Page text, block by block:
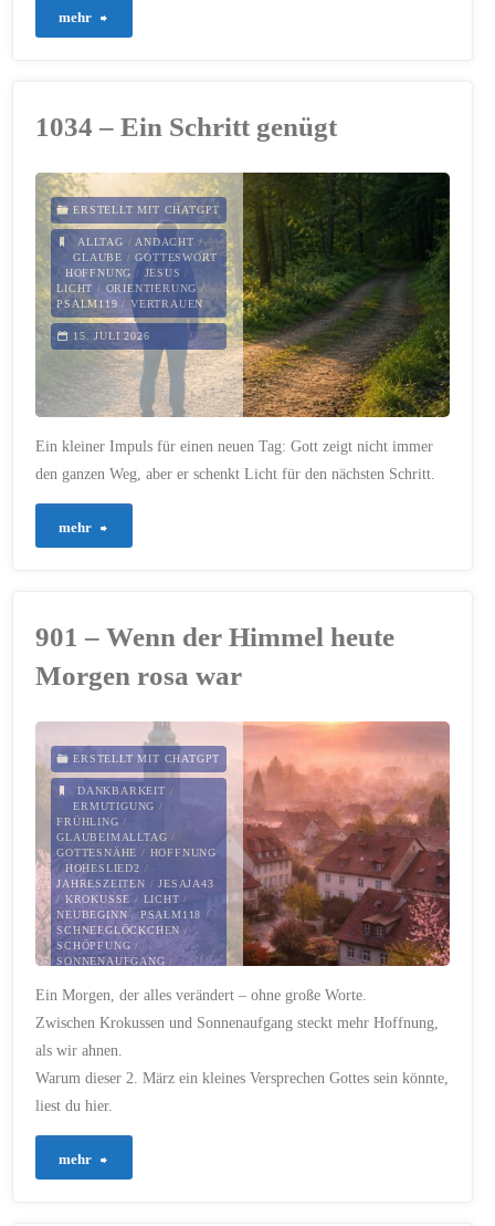
mehr
Gegenwart"
1034 – Ein Schritt genügt
ERSTELLT MIT CHATGPT
ALLTAG / ANDACHT /
GLAUBE /GOTTESWORT
/ HOFFNUNG / JESUS /
LICHT / ORIENTIERUNG/
PSALM119 / VERTRAUEN
15. JULI 2026
Ein kleiner Impuls für einen neuen Tag: Gott zeigt nicht immer
den ganzen Weg, aber er schenkt Licht für den nächsten Schritt.
mehr
901 – Wenn der Himmel heute
Morgen rosa war
ERSTELLT MIT CHATGPT
DANKBARKEIT /
ERMUTIGUNG /
FRÜHLING /
GLAUBEIMALLTAG /
GOTTESNÄHE / HOFFNUNG
/ HOHESLIED2 /
JAHRESZEITEN /JESAJA43
/ KROKUSSE / LICHT /
NEUBEGINN /PSALM118 /
SCHNEEGLÖCKCHEN/
SCHÖPFUNG /
SONNENAUFGANG /
Ein Morgen, der alles verändert – ohne große Worte.
Zwischen Krokussen und Sonnenaufgang steckt mehr Hoffnung,
als wir ahnen.
Warum dieser 2. März ein kleines Versprechen Gottes sein könnte,
liest du hier.
mehr